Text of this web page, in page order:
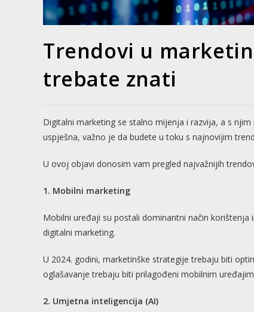
Trendovi u
trebate znati
Digitalni marketing se stalno mijenja i razvija, a s
uspješna, važno je da budete u toku s najnovijim
U ovoj objavi donosim vam pregled najvažnijih
1. Mobilni marketing
Mobilni uređaji su postali dominantni način
digitalni marketing.
U 2024. godini, marketinške strategije trebaju biti
oglašavanje trebaju biti prilagođeni mobilnim
2. Umjetna inteligencija (AI)